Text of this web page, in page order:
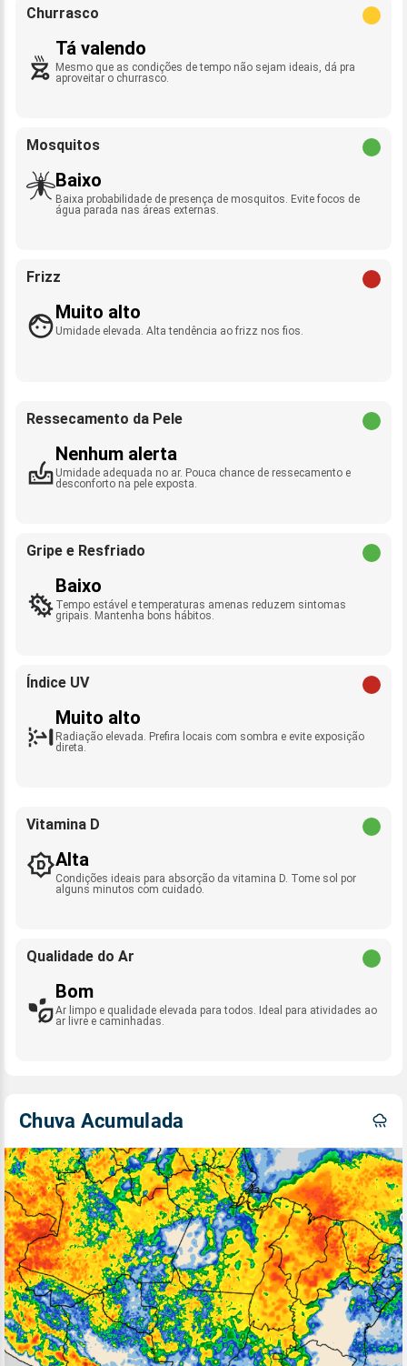
Churrasco
Tá valendo
Mesmo que as condições de tempo não sejam ideais, dá pra
aproveitar o churrasco.
Mosquitos
Baixo
Baixa probabilidade de presença de mosquitos. Evite focos de
água parada nas áreas externas.
Frizz
Muito alto
Umidade elevada. Alta tendência ao frizz nos fios.
Ressecamento da Pele
Nenhum alerta
Umidade adequada no ar. Pouca chance de ressecamento e
desconforto na pele exposta.
Gripe e Resfriado
Baixo
Tempo estável e temperaturas amenas reduzem sintomas
gripais. Mantenha bons hábitos.
Índice UV
Muito alto
Radiação elevada. Prefira locais com sombra e evite exposição
direta.
Vitamina D
Alta
Condições ideais para absorção da vitamina D. Tome sol por
alguns minutos com cuidado.
Qualidade do Ar
Bom
Ar limpo e qualidade elevada para todos. Ideal para atividades ao
ar livre e caminhadas.
Chuva Acumulada